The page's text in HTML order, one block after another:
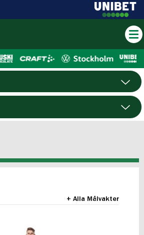
+ Alla Målvakter